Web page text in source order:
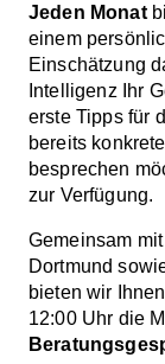
Jeden Monat
einem
Einschätzung
Intelligenz Ihr
erste Tipps für
bereits
besprechen
zur Verfügung.
Gemeinsam
Dortmund
bieten wir
12:00 Uhr die